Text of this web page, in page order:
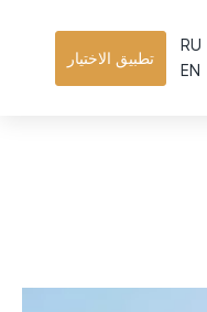
تطبيق الاختيار
RU
EN